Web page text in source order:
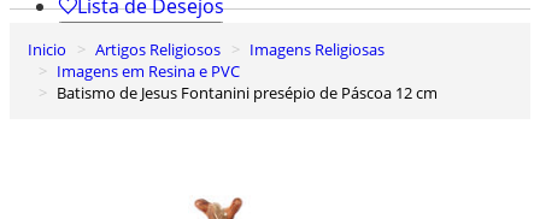
Lista de Desejos
0
Carrinho de Compras
Inicio Artigos Religiosos
Imagens Religiosas
Imagens em Resina e PVC
Batismo de Jesus Fontanini presépio de Páscoa 12 cm